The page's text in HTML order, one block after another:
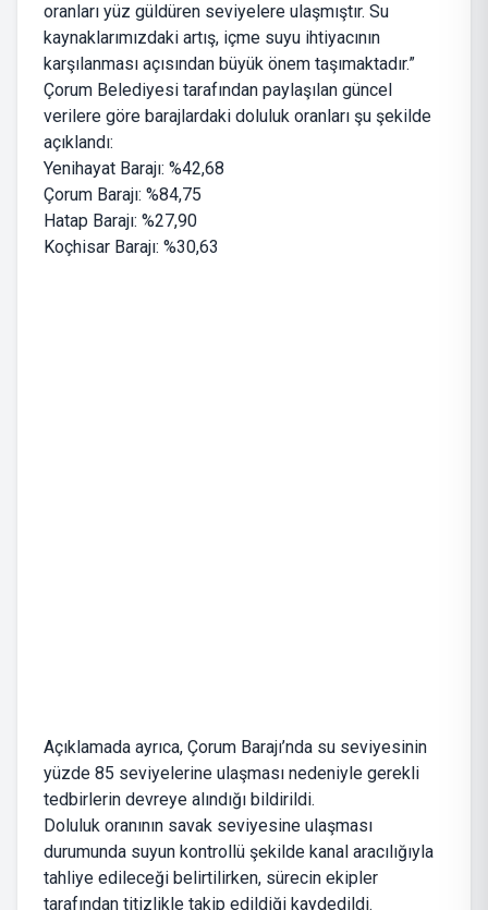
oranları yüz güldüren seviyelere ulaşmıştır. Su
kaynaklarımızdaki artış, içme suyu ihtiyacının
karşılanması açısından büyük önem taşımaktadır.”
Çorum Belediyesi tarafından paylaşılan güncel
verilere göre barajlardaki doluluk oranları şu şekilde
açıklandı:
Yenihayat Barajı: %42,68
Çorum Barajı: %84,75
Hatap Barajı: %27,90
Koçhisar Barajı: %30,63
Açıklamada ayrıca, Çorum Barajı’nda su seviyesinin
yüzde 85 seviyelerine ulaşması nedeniyle gerekli
tedbirlerin devreye alındığı bildirildi.
Doluluk oranının savak seviyesine ulaşması
durumunda suyun kontrollü şekilde kanal aracılığıyla
tahliye edileceği belirtilirken, sürecin ekipler
tarafından titizlikle takip edildiği kaydedildi.